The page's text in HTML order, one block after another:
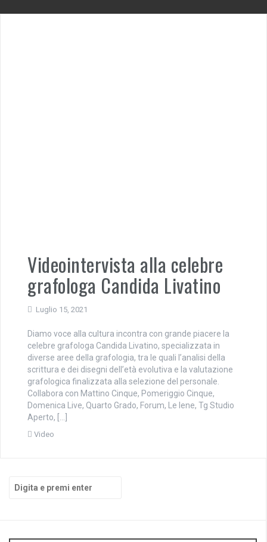
Videointervista alla celebre
grafologa Candida Livatino
Luglio 15, 2021
Diamo voce alla cultura incontra con grande piacere la
celebre grafologa Candida Livatino, specializzata in
diverse aree della grafologia, tra le quali l’analisi della
scrittura e dei disegni dell’età evolutiva e la valutazione
grafologica finalizzata alla selezione del personale.
Collabora con Mattino Cinque, Pomeriggio Cinque,
Domenica Live, Quarto Grado, Forum, Le Iene, Tg Studio
Aperto, […]
Video